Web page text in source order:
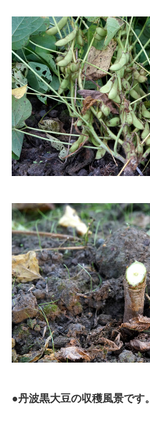
●丹波黒大豆の収穫風景です。